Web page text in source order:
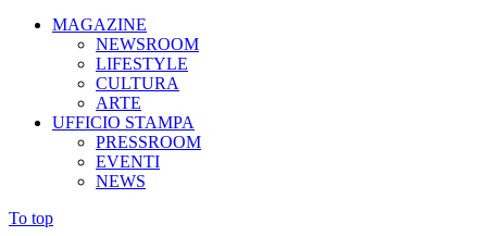
MAGAZINE
NEWSROOM
LIFESTYLE
CULTURA
ARTE
UFFICIO STAMPA
PRESSROOM
EVENTI
NEWS
To top